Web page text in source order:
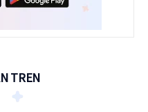
TREN